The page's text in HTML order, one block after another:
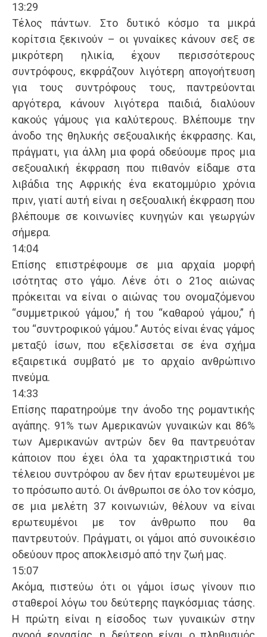
13:29
Τέλος πάντων. Στο δυτικό κόσμο τα μικρά
κορίτσια ξεκινούν – οι γυναίκες κάνουν σεξ σε
μικρότερη ηλικία, έχουν περισσότερους
συντρόφους, εκφράζουν λιγότερη απογοήτευση
για τους συντρόφους τους, παντρεύονται
αργότερα, κάνουν λιγότερα παιδιά, διαλύουν
κακούς γάμους για καλύτερους. Βλέπουμε την
άνοδο της θηλυκής σεξουαλικής έκφρασης. Και,
πράγματι, για άλλη μια φορά οδεύουμε προς μια
σεξουαλική έκφραση που πιθανόν είδαμε στα
λιβάδια της Αφρικής ένα εκατομμύριο χρόνια
πριν, γιατί αυτή είναι η σεξουαλική έκφραση που
βλέπουμε σε κοινωνίες κυνηγών και γεωργών
σήμερα.
14:04
Επίσης επιστρέφουμε σε μια αρχαία μορφή
ισότητας στο γάμο. Λένε ότι ο 21ος αιώνας
πρόκειται να είναι ο αιώνας του ονομαζόμενου
“συμμετρικού γάμου,” ή του “καθαρού γάμου,” ή
του “συντροφικού γάμου.” Αυτός είναι ένας γάμος
μεταξύ ίσων, που εξελίσσεται σε ένα σχήμα
εξαιρετικά συμβατό με το αρχαίο ανθρώπινο
πνεύμα.
14:33
Επίσης παρατηρούμε την άνοδο της ρομαντικής
αγάπης. 91% των Αμερικανών γυναικών και 86%
των Αμερικανών αντρών δεν θα παντρευόταν
κάποιον που έχει όλα τα χαρακτηριστικά του
τέλειου συντρόφου αν δεν ήταν ερωτευμένοι με
το πρόσωπο αυτό. Οι άνθρωποι σε όλο τον κόσμο,
σε μια μελέτη 37 κοινωνιών, θέλουν να είναι
ερωτευμένοι με τον άνθρωπο που θα
παντρευτούν. Πράγματι, οι γάμοι από συνοικέσιο
οδεύουν προς αποκλεισμό από την ζωή μας.
15:07
Ακόμα, πιστεύω ότι οι γάμοι ίσως γίνουν πιο
σταθεροί λόγω του δεύτερης παγκόσμιας τάσης.
Η πρώτη είναι η είσοδος των γυναικών στην